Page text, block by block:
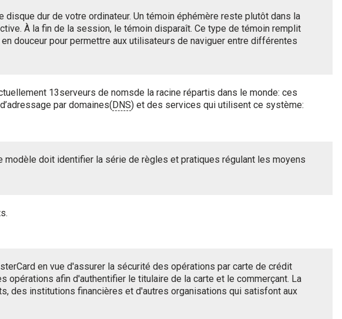
dur de votre ordinateur. Un témoin éphémère reste plutôt dans la
À la fin de la session, le témoin disparaît. Ce type de témoin remplit
douceur pour permettre aux utilisateurs de naviguer entre différentes
13serveurs de nomsde la racine répartis dans le monde: ces
par domaines( DNS) et des services qui utilisent ce système:
doit identifier la série de règles et pratiques régulant les moyens
en vue d'assurer la sécurité des opérations par carte de crédit
afin d'authentifier le titulaire de la carte et le commerçant. La
des institutions financières et d'autres organisations qui satisfont aux